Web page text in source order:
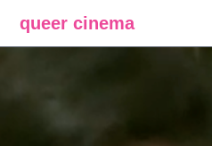
queer cinema